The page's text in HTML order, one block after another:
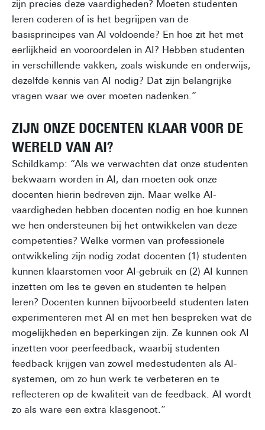
zijn precies deze vaardigheden? Moeten studenten
leren coderen of is het begrijpen van de
basisprincipes van AI voldoende? En hoe zit het met
eerlijkheid en vooroordelen in AI? Hebben studenten
in verschillende vakken, zoals wiskunde en onderwijs,
dezelfde kennis van AI nodig? Dat zijn belangrijke
vragen waar we over moeten nadenken.”
ZIJN ONZE DOCENTEN KLAAR VOOR DE
WERELD VAN AI?
Schildkamp: “Als we verwachten dat onze studenten
bekwaam worden in AI, dan moeten ook onze
docenten hierin bedreven zijn. Maar welke AI-
vaardigheden hebben docenten nodig en hoe kunnen
we hen ondersteunen bij het ontwikkelen van deze
competenties? Welke vormen van professionele
ontwikkeling zijn nodig zodat docenten (1) studenten
kunnen klaarstomen voor AI-gebruik en (2) AI kunnen
inzetten om les te geven en studenten te helpen
leren? Docenten kunnen bijvoorbeeld studenten laten
experimenteren met AI en met hen bespreken wat de
mogelijkheden en beperkingen zijn. Ze kunnen ook AI
inzetten voor peerfeedback, waarbij studenten
feedback krijgen van zowel medestudenten als AI-
systemen, om zo hun werk te verbeteren en te
reflecteren op de kwaliteit van de feedback. AI wordt
zo als ware een extra klasgenoot.”